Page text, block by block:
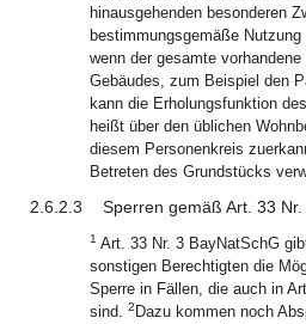
hinausgehenden besonderen
bestimmungsgemäße
wenn der gesamte
Gebäudes, zum Beispiel den
kann die Erholungsfunktion
heißt über den üblichen
diesem Personenkreis
Betreten des Grundstücks
2.6.2.3 Sperren gemäß Art. 33
1 Art. 33 Nr. 3 BayNatSchG
sonstigen Berechtigten die
Sperre in Fällen, die auch in
sind. 2 Dazu kommen noch